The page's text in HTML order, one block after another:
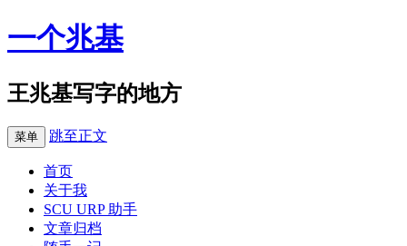
一个兆基
王兆基写字的地方
菜单 跳至正文
首页
关于我
SCU URP 助手
文章归档